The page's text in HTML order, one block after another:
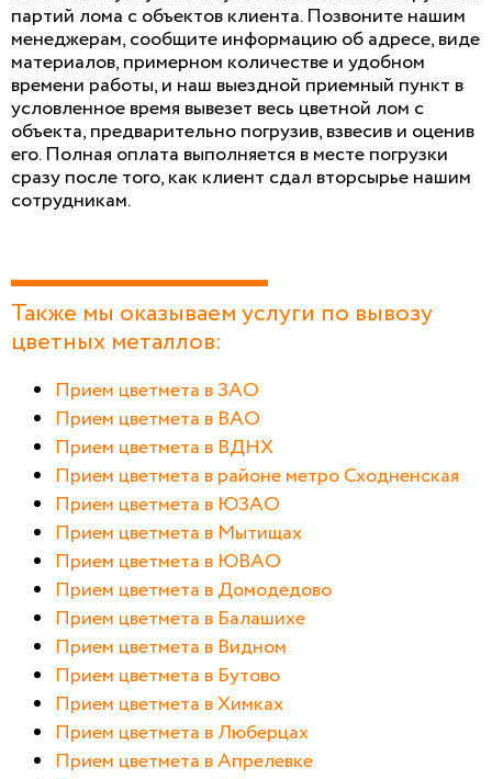
партий лома с объектов клиента. Позвоните нашим
менеджерам, сообщите информацию об адресе, виде
материалов, примерном количестве и удобном
времени работы, и наш выездной приемный пункт в
условленное время вывезет весь цветной лом с
объекта, предварительно погрузив, взвесив и оценив
его. Полная оплата выполняется в месте погрузки
сразу после того, как клиент сдал вторсырье нашим
сотрудникам.
Также мы оказываем услуги по вывозу
цветных металлов:
Прием цветмета в ЗАО
Прием цветмета в ВАО
Прием цветмета в ВДНХ
Прием цветмета в районе метро Сходненская
Прием цветмета в ЮЗАО
Прием цветмета в Мытищах
Прием цветмета в ЮВАО
Прием цветмета в Домодедово
Прием цветмета в Балашихе
Прием цветмета в Видном
Прием цветмета в Бутово
Прием цветмета в Химках
Прием цветмета в Люберцах
Прием цветмета в Апрелевке